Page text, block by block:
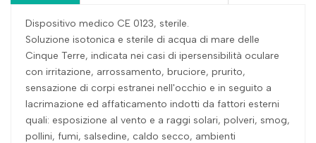
Dispositivo medico CE 0123, sterile.
Soluzione isotonica e sterile di acqua di mare delle
Cinque Terre, indicata nei casi di ipersensibilità oculare
con irritazione, arrossamento, bruciore, prurito,
sensazione di corpi estranei nell'occhio e in seguito a
lacrimazione ed affaticamento indotti da fattori esterni
quali: esposizione al vento e a raggi solari, polveri, smog,
pollini, fumi, salsedine, caldo secco, ambienti